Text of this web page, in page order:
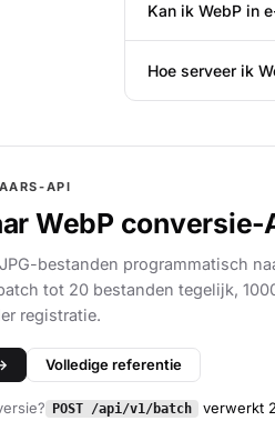
Kan ik WebP in
Hoe serveer ik
API
WebP conversie-
bestanden programmatisch
tot 20 bestanden tegelijk,
registratie.
Volledige referentie
POST /api/v1/batch verwerkt